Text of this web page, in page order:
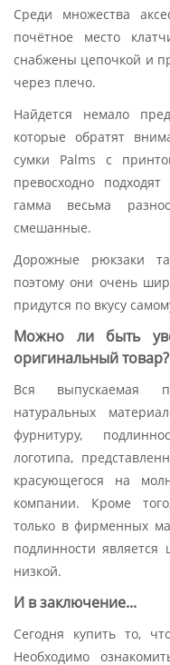
Среди множества
почётное место
снабжены цепочкой и
через плечо.
Найдется немало
которые обратят
сумки Palms с
превосходно
гамма весьма
смешанные.
Дорожные рюкзаки
поэтому они очень
придутся по вкусу
Можно ли быть
оригинальный товар?
Вся выпускаемая
натуральных
фурнитуру,
логотипа,
красующегося на
компании. Кроме
только в фирменных
подлинности
низкой.
И в заключение...
Сегодня купить то,
Необходимо